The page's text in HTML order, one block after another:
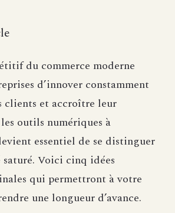
du commerce moderne
d’innover constamment
clients et accroître leur
outils numériques à
essentiel de se distinguer
saturé. Voici cinq idées
qui permettront à votre
une longueur d’avance.